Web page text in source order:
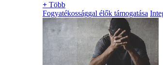
+ Több
Fogyatékossággal élők támogatása